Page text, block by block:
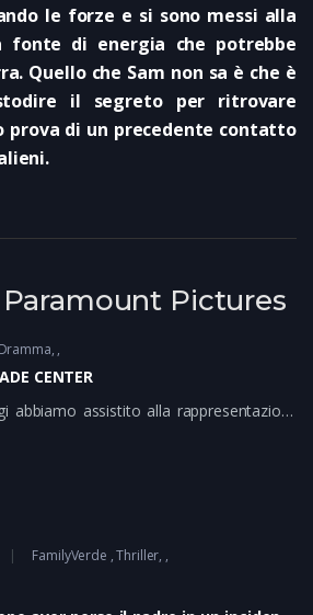
le forze e si sono messi alla
fonte di energia che potrebbe
Quello che Sam non sa è che è
il segreto per ritrovare
prova di un precedente contatto
Pictures
Dramma
CENTER
abbiamo assistito alla rappresentazione
tragedia dell’11 settembre 2001, con
torri gemelle di New York, attraverso il
immagini filmate in diretta. La televisioni
coperto l’evento.
FamilyVerde Thriller